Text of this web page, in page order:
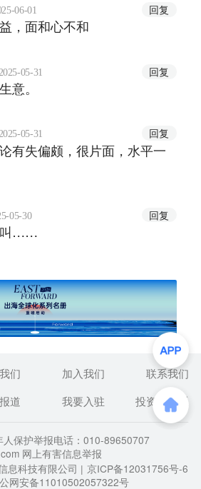
06-01 回复
，面和心不和
2025-05-31 回复
意。
05-31 回复
有失偏颇，很片面，水平一
05-30 回复
叫……
们 加入我们
联系我们
道 我要入驻 投资者关系
保护举报电话：010-89650707
网上有害信息举报
息科技有限公司 | 京ICP备12031756号-6
网安备11010502057322号